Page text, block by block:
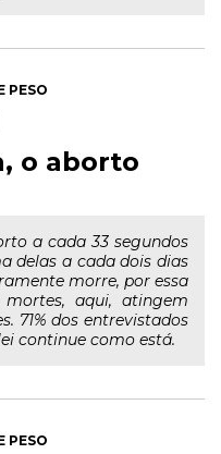
PESO
o aborto
a cada 33 segundos
delas a cada dois dias
morre, por essa
aqui, atingem
71% dos entrevistados
continue como está.
PESO